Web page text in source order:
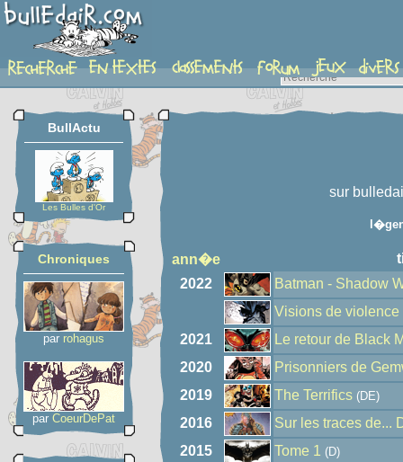
auteur
BullActu
Les Bulles d'Or
Chroniques
par rohagus
par CoeurDePat
sur
ann�e
2022
Batman - Shadow
Visions de violence
2021
Le retour de Black
2020
Prisonniers de
2019
The Terrifics (DE)
2016
Sur les traces de...
2015
Tome 1 (D)